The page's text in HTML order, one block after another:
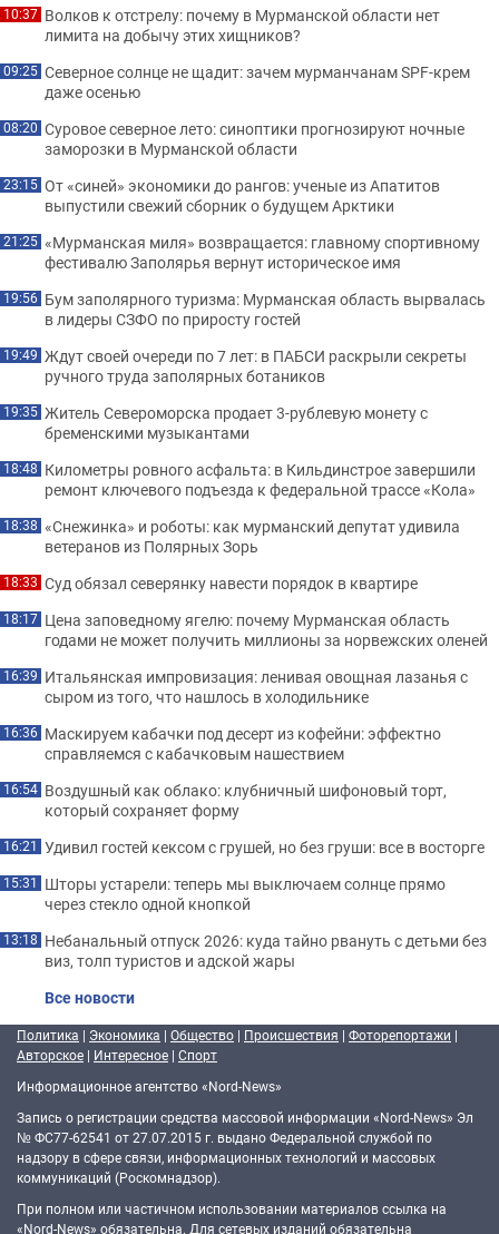
10:37 Волков к отстрелу: почему в Мурманской области нет
лимита на добычу этих хищников?
09:25 Северное солнце не щадит: зачем мурманчанам SPF-крем
даже осенью
08:20 Суровое северное лето: синоптики прогнозируют ночные
заморозки в Мурманской области
23:15 От «синей» экономики до рангов: ученые из Апатитов
выпустили свежий сборник о будущем Арктики
21:25 «Мурманская миля» возвращается: главному спортивному
фестивалю Заполярья вернут историческое имя
19:56 Бум заполярного туризма: Мурманская область вырвалась
в лидеры СЗФО по приросту гостей
19:49 Ждут своей очереди по 7 лет: в ПАБСИ раскрыли секреты
ручного труда заполярных ботаников
19:35 Житель Североморска продает 3-рублевую монету с
бременскими музыкантами
18:48 Километры ровного асфальта: в Кильдинстрое завершили
ремонт ключевого подъезда к федеральной трассе «Кола»
18:38 «Снежинка» и роботы: как мурманский депутат удивила
ветеранов из Полярных Зорь
18:33 Суд обязал северянку навести порядок в квартире
18:17 Цена заповедному ягелю: почему Мурманская область
годами не может получить миллионы за норвежских оленей
16:39 Итальянская импровизация: ленивая овощная лазанья с
сыром из того, что нашлось в холодильнике
16:36 Маскируем кабачки под десерт из кофейни: эффектно
справляемся с кабачковым нашествием
16:54 Воздушный как облако: клубничный шифоновый торт,
который сохраняет форму
16:21 Удивил гостей кексом с грушей, но без груши: все в восторге
15:31 Шторы устарели: теперь мы выключаем солнце прямо
через стекло одной кнопкой
13:18 Небанальный отпуск 2026: куда тайно рвануть с детьми без
виз, толп туристов и адской жары
Все новости
Политика | Экономика | Общество | Происшествия | Фоторепортажи |
Авторское | Интересное | Спорт
Информационное агентство «Nord-News»
Запись о регистрации средства массовой информации «Nord-News» Эл
№ ФС77-62541 от 27.07.2015 г. выдано Федеральной службой по
надзору в сфере связи, информационных технологий и массовых
коммуникаций (Роскомнадзор).
При полном или частичном использовании материалов ссылка на
«Nord-News» обязательна. Для сетевых изданий обязательна